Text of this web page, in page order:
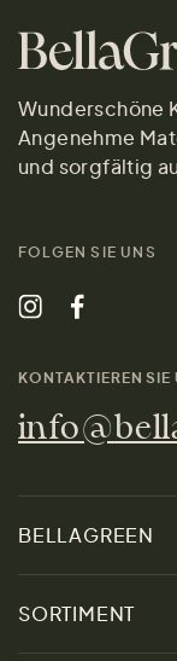
Wunderschöne
Angenehme
und sorgfältig
FOLGEN SIE UNS
KONTAKTIEREN SIE
BELLAGREEN
SORTIMENT